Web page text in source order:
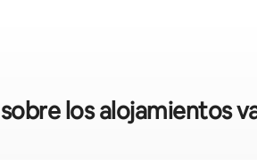
los alojamientos